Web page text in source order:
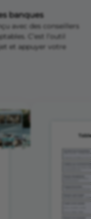
banques
avec des conseillers
C’est l’outil
et appuyer votre